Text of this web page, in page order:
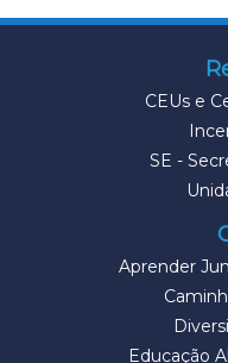
CEUs e
SE -
Aprender
Educação